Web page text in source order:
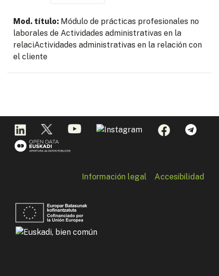
Módulo de prácticas profesionales no
laborales de Actividades administrativas en la
relaciActividades administrativas en la relación con
el cliente
Información legal Accesibilidad